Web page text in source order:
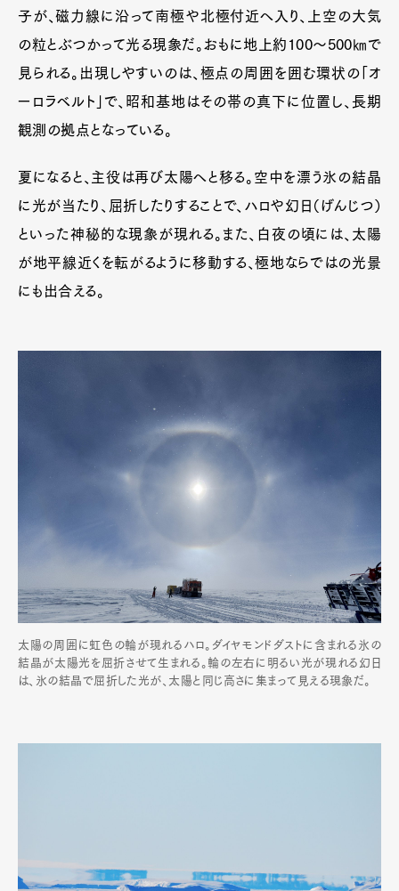
子が、磁力線に沿って南極や北極付近へ入り、上空の大気
の粒とぶつかって光る現象だ。おもに地上約100〜500㎞で
見られる。出現しやすいのは、極点の周囲を囲む環状の「オ
ーロラベルト」で、昭和基地はその帯の真下に位置し、長期
観測の拠点となっている。
夏になると、主役は再び太陽へと移る。空中を漂う氷の結晶
に光が当たり、屈折したりすることで、ハロや幻日（げんじつ）
といった神秘的な現象が現れる。また、白夜の頃には、太陽
が地平線近くを転がるように移動する、極地ならではの光景
にも出合える。
太陽の周囲に虹色の輪が現れるハロ。ダイヤモンドダストに含まれる氷の
結晶が太陽光を屈折させて生まれる。輪の左右に明るい光が現れる幻日
は、氷の結晶で屈折した光が、太陽と同じ高さに集まって見える現象だ。